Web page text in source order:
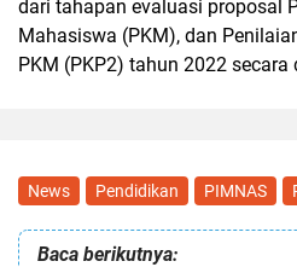
dari tahapan evaluasi proposal
Mahasiswa (PKM), dan
PKM (PKP2) tahun 2022 secara
News Pendidikan PIMNAS
Baca berikutnya: